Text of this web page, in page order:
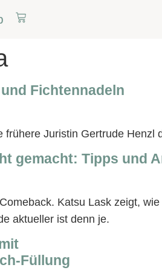
Fichtennadeln
frühere Juristin Gertrude
gemacht: Tipps und
Katsu Lask zeigt,
aktueller ist denn je.
Füllung